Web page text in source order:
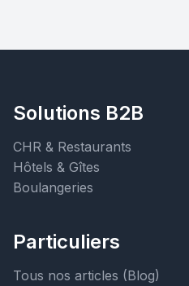
Solutions B2B
CHR & Restaurants
Hôtels & Gîtes
Boulangeries
Particuliers
Tous nos articles (Blog)